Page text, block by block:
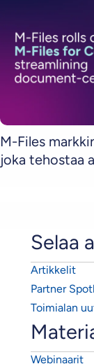
M-Files
joka tehostaa
Selaa
Artikkelit
Partner
Toimialan
Webinaarit